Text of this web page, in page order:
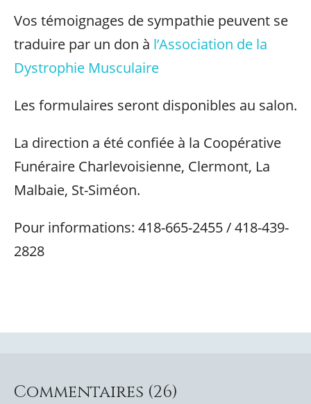
Vos témoignages de sympathie peuvent se
traduire par un don à l’Association de la
Dystrophie Musculaire
Les formulaires seront disponibles au salon.
La direction a été confiée à la Coopérative
Funéraire Charlevoisienne, Clermont, La
Malbaie, St-Siméon.
Pour informations: 418-665-2455 / 418-439-
2828
Commentaires (26)